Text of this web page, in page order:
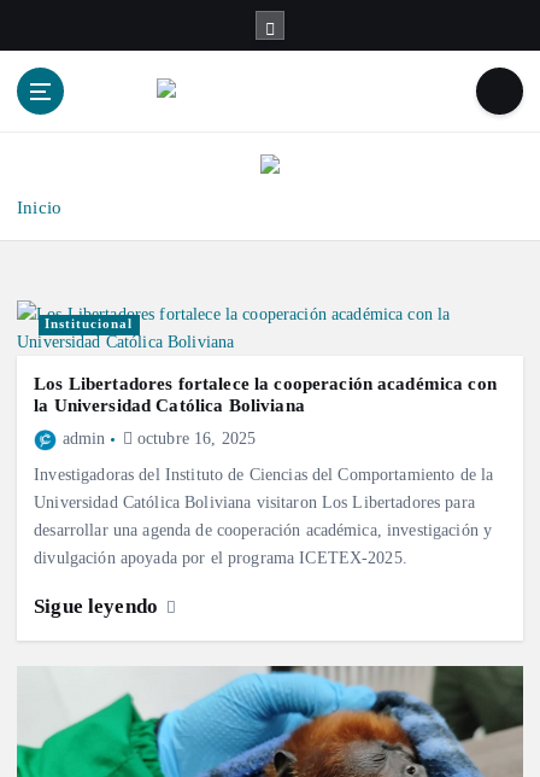
Inicio
Institucional
Los Libertadores fortalece la cooperación académica con
la Universidad Católica Boliviana
admin octubre 16, 2025
Investigadoras del Instituto de Ciencias del Comportamiento de la
Universidad Católica Boliviana visitaron Los Libertadores para
desarrollar una agenda de cooperación académica, investigación y
divulgación apoyada por el programa ICETEX-2025.
Sigue leyendo